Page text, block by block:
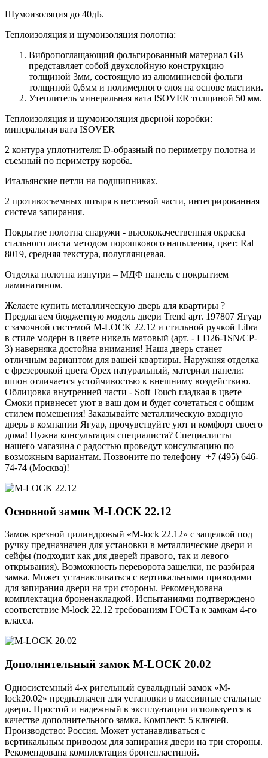
Шумоизоляция до 40дБ.
Теплоизоляция и шумоизоляция полотна:
Вибропоглащающий фольгированный материал GB
представляет собой двухслойную конструкцию
толщиной 3мм, состоящую из алюминиевой фольги
толщиной 0,6мм и полимерного слоя на основе мастики.
Утеплитель минеральная вата ISOVER толщиной 50 мм.
Теплоизоляция и шумоизоляция дверной коробки:
минеральная вата ISOVER
2 контура уплотнителя: D-образный по периметру полотна и
съемный по периметру короба.
Итальянские петли на подшипниках.
2 противосъемных штыря в петлевой части, интегрированная
система запирания.
Покрытие полотна снаружи - высококачественная окраска
стального листа методом порошкового напыления, цвет: Ral
8019, средняя текстура, полуглянцевая.
Отделка полотна изнутри – МДФ панель с покрытием
ламинатином.
Желаете купить металлическую дверь для квартиры ?
Предлагаем бюджетную модель двери Trend арт. 197807 Ягуар
с замочной системой M-LOCK 22.12 и стильной ручкой Libra
в стиле модерн в цвете никель матовый (арт. - LD26-1SN/CP-
3) наверняка достойна внимания! Наша дверь станет
отличным вариантом для вашей квартиры. Наружняя отделка
с фрезеровкой цвета Орех натуральный, материал панели:
шпон отличается устойчивостью к внешниму воздействию.
Облицовка внутренней части - Soft Touch гладкая в цвете
Смоки привнесет уют в ваш дом и будет сочетаться с общим
стилем помещения! Заказывайте металлическую входную
дверь в компании Ягуар, прочувствуйте уют и комфорт своего
дома! Нужна консультация специалиста? Специалисты
нашего магазина с радостью проведут консультацию по
возможным вариантам. Позвоните по телефону +7 (495) 646-
74-74 (Москва)!
Основной замок M-LOCK 22.12
Замок врезной цилиндровый «M-lock 22.12» с защелкой под
ручку предназначен для установки в металлические двери и
сейфы (подходит как для дверей правого, так и левого
открывания). Возможность переворота защелки, не разбирая
замка. Может устанавливаться с вертикальными приводами
для запирания двери на три стороны. Рекомендована
комплектация броненакладкой. Испытаниями подтверждено
соответствие M-lock 22.12 требованиям ГОСТа к замкам 4-го
класса.
Дополнительный замок M-LOCK 20.02
Односистемный 4-х ригельный сувальдный замок «M-
lock20.02» предназначен для установки в массивные стальные
двери. Простой и надежный в эксплуатации используется в
качестве дополнительного замка. Комплект: 5 ключей.
Производство: Россия. Может устанавливаться с
вертикальным приводом для запирания двери на три стороны.
Рекомендована комплектация бронепластиной.